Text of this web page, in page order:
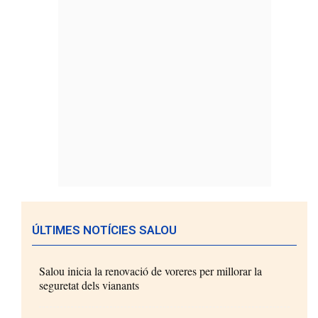
ÚLTIMES NOTÍCIES SALOU
Salou inicia la renovació de voreres per millorar la
seguretat dels vianants